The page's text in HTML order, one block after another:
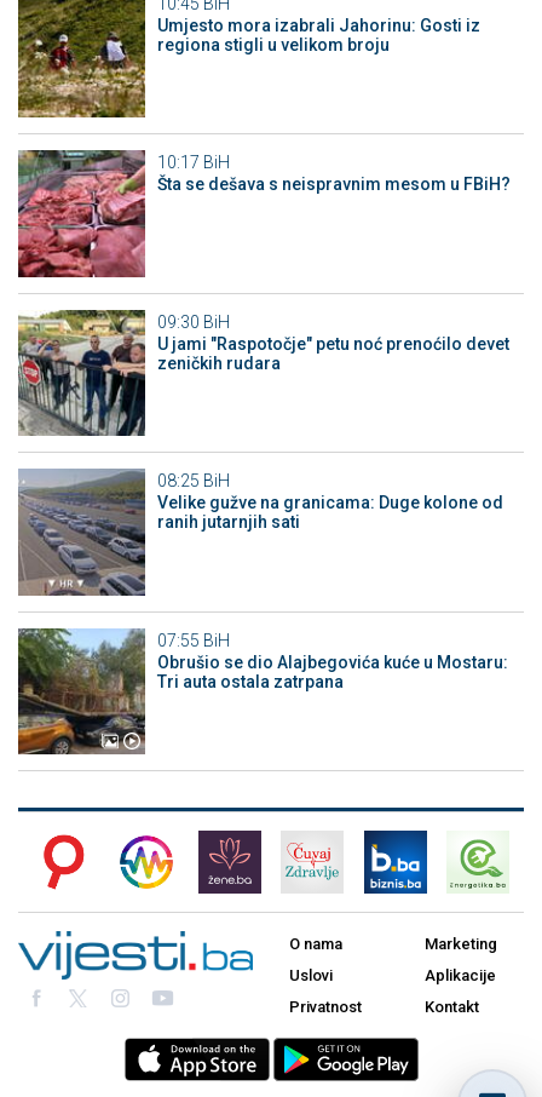
Umjesto mora izabrali Jahorinu: Gosti iz
regiona stigli u velikom broju
10:17 BiH
Šta se dešava s neispravnim mesom u FBiH?
09:30 BiH
U jami "Raspotočje" petu noć prenoćilo devet
zeničkih rudara
08:25 BiH
Velike gužve na granicama: Duge kolone od
ranih jutarnjih sati
07:55 BiH
Obrušio se dio Alajbegovića kuće u Mostaru:
Tri auta ostala zatrpana
O nama
Uslovi
Privatnost
Marketing
Aplikacije
Kontakt